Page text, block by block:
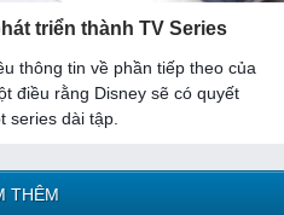
triển thành TV Series
thông tin về phần tiếp theo của
điều rằng Disney sẽ có quyết
series dài tập.
THÊM